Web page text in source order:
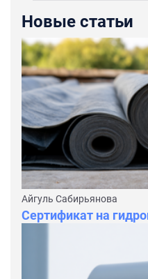
Новые статьи
Айгуль Сабирьянова
Сертификат на